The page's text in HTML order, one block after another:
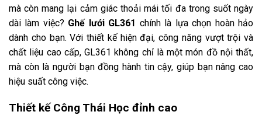
mà còn mang lại cảm giác thoải mái tối đa trong suốt ngày
dài làm việc? Ghế lưới GL361 chính là lựa chọn hoàn hảo
dành cho bạn. Với thiết kế hiện đại, công năng vượt trội và
chất liệu cao cấp, GL361 không chỉ là một món đồ nội thất,
mà còn là người bạn đồng hành tin cậy, giúp bạn nâng cao
hiệu suất công việc.
Thiết kế Công Thái Học đỉnh cao